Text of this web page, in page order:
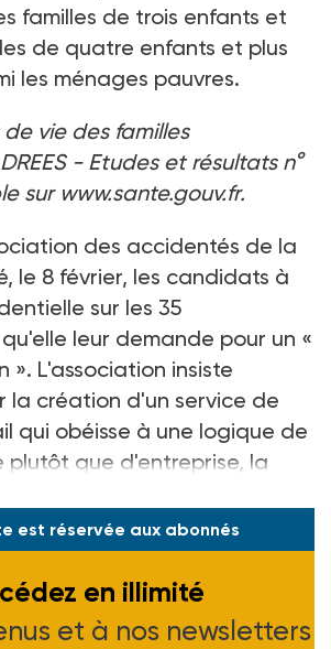
familles de trois enfants et
de quatre enfants et plus
les ménages pauvres.
vie des familles
- Etudes et résultats n°
sur www.sante.gouv.fr.
des accidentés de la
le 8 février, les candidats à
sur les 35
leur demande pour un «
». L'association insiste
la création d'un service de
qui obéisse à une logique de
plutôt que d'entreprise, la
est réservée aux abonnés
en illimité
et à nos newsletters